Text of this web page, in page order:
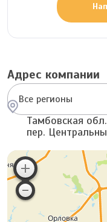
Адрес компании
Все регионы
Тамбовская
пер.